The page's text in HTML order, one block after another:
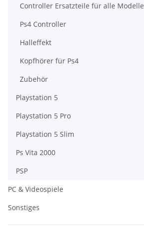
Controller Ersatzteile für alle Modelle
Ps4 Controller
Halleffekt
Kopfhörer für Ps4
Zubehör
Playstation 5
Playstation 5 Pro
Playstation 5 Slim
Ps Vita 2000
PSP
PC & Videospiele
Sonstiges